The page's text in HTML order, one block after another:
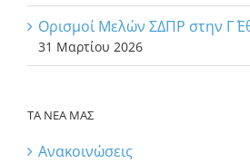
Ορισμοί Μελών ΣΔΠΡ στην Γ΄
31 Μαρτίου 2026
ΤΑ ΝΕΑ ΜΑΣ
Ανακοινώσεις